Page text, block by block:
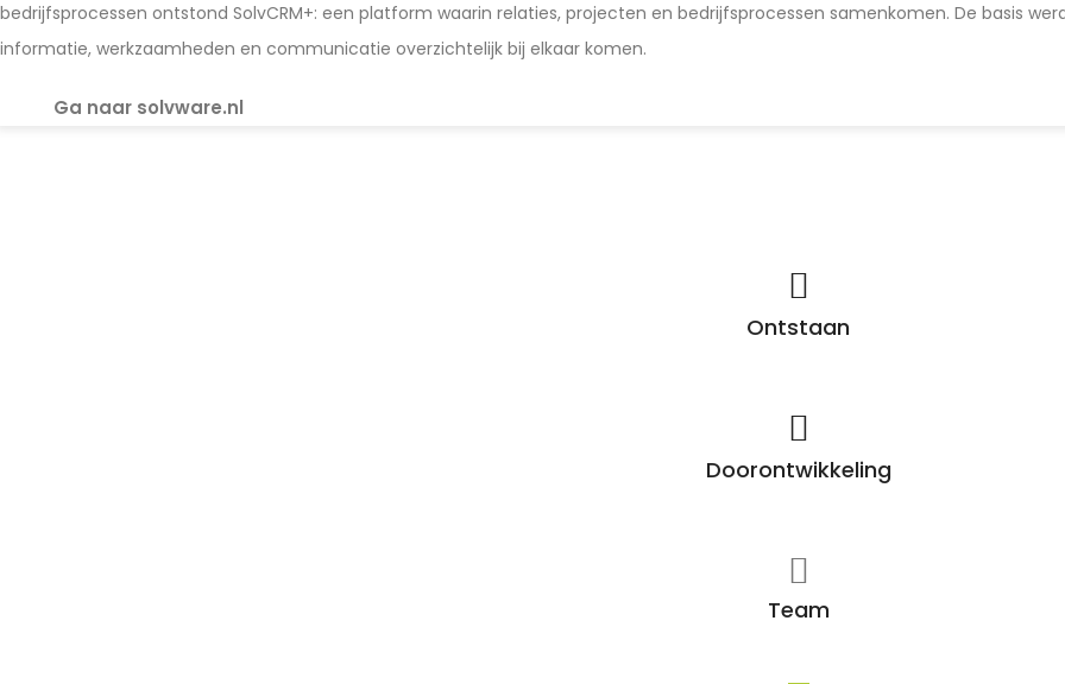
bedrijfsprocessen ontstond SolvCRM+: een platform waarin relaties, projecten en bedrijfsprocessen samenkomen. De basis
informatie, werkzaamheden en communicatie overzichtelijk bij elkaar komen.
Ga naar solvware.nl
Ontstaan
Doorontwikkeling
Team